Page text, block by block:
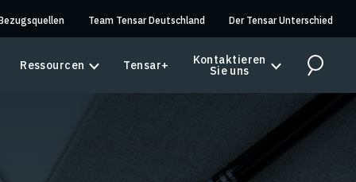
Team Tensar Deutschland Der Tensar Unterschied
Ressourcen Tensar+ Kontaktieren
Sie uns Search